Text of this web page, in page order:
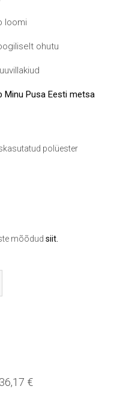
loomi
ohutu
Minu Pusa Eesti metsa
polüester
mõõdud siit
36,17 €